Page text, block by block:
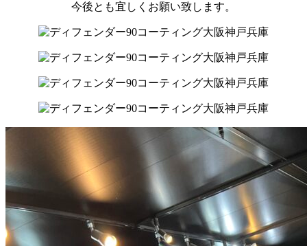
今後とも宜しくお願い致します。